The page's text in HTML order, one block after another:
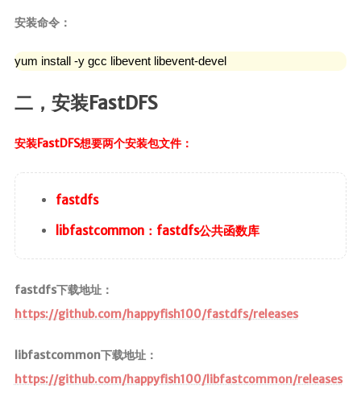
安装命令：
yum install -y gcc libevent libevent-devel
二，安装FastDFS
安装FastDFS想要两个安装包文件：
fastdfs
libfastcommon：fastdfs公共函数库
fastdfs下载地址：
https://github.com/happyfish100/fastdfs/releases
libfastcommon下载地址：
https://github.com/happyfish100/libfastcommon/releases
日期归档